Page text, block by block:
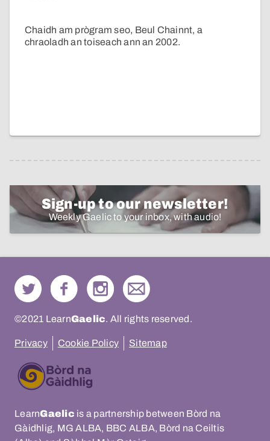
Chaidh am prògram seo, Beul Chainnt, a
chraoladh an toiseach ann an 2002.
Sign-up to our newsletter!
Weekly Gaelic to your inbox, with audio!
©2021 LearnGaelic. All rights reserved.
Privacy Cookie Policy Sitemap
LearnGaelic is a partnership between Bòrd na
Gàidhlig, MG ALBA, BBC ALBA, Bòrd na Ceiltis